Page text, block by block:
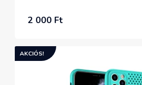
2 000 Ft
AKCIÓS!